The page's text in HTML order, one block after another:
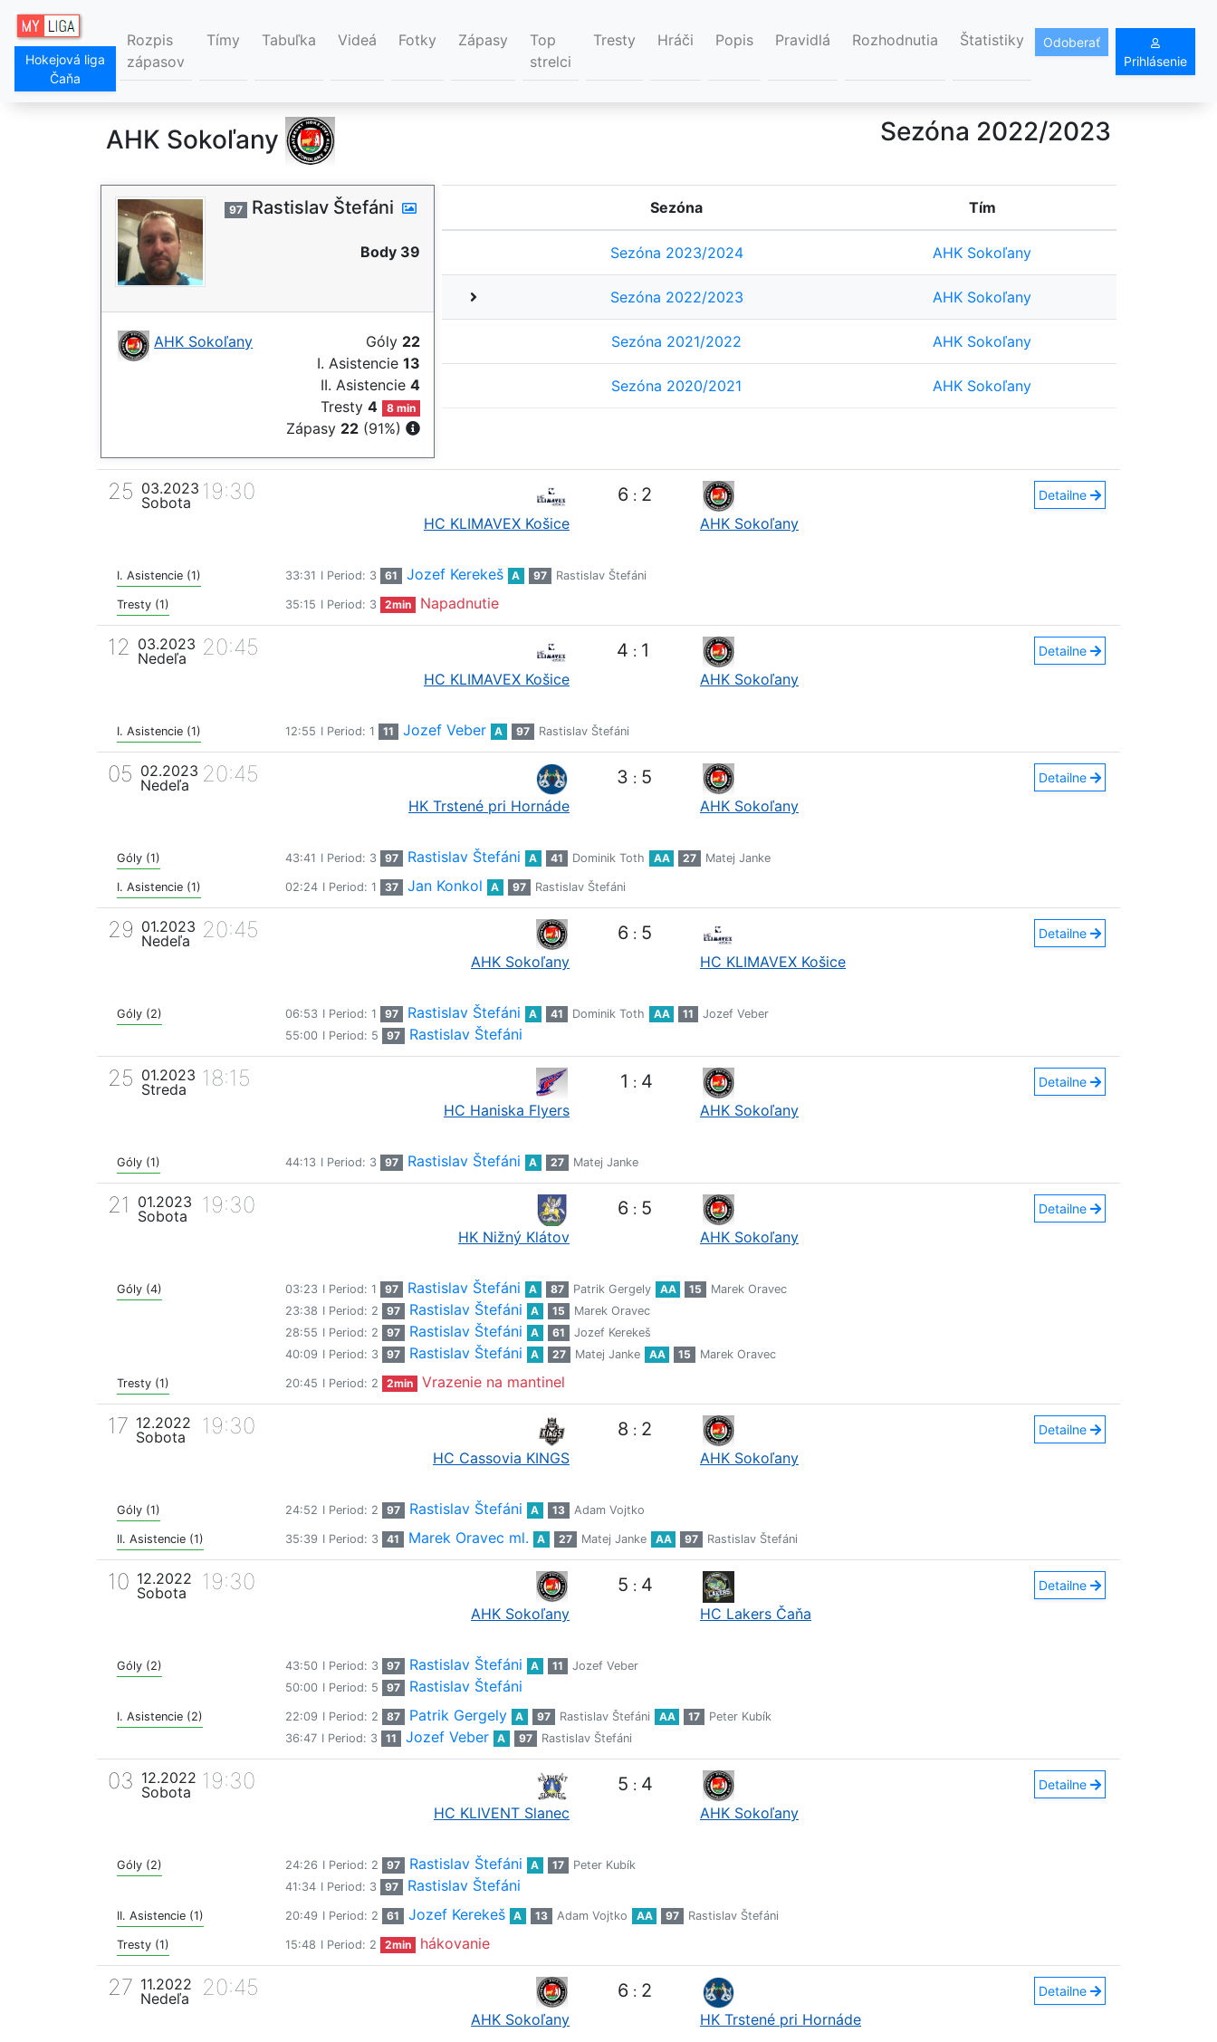
Hokejová liga
Čaňa
Rozpis
zápasov
Tímy Tabuľka Videá Fotky Zápasy
Top
strelci
Tresty Hráči Popis Pravidlá Rozhodnutia Štatistiky
Odoberať
Prihlásenie
AHK Sokoľany Sezóna 2022/2023
97 Rastislav Štefáni
Body 39
AHK Sokoľany Góly 22
I. Asistencie 13
II. Asistencie 4
Tresty4 8 min
Zápasy 22 (91%)
Sezóna Tím
Sezóna 2023/2024 AHK Sokoľany
Sezóna 2022/2023 AHK Sokoľany
Sezóna 2021/2022 AHK Sokoľany
Sezóna 2020/2021 AHK Sokoľany
25 03.2023
Sobota
19:30
HC KLIMAVEX Košice
6 : 2
AHK Sokoľany
Detailne
I. Asistencie (1) 33:31 I Period: 3 61 Jozef Kerekeš A 97 Rastislav Štefáni
Tresty (1) 35:15 I Period: 3 2min Napadnutie
12 03.2023
Nedeľa
20:45
HC KLIMAVEX Košice
4 : 1
AHK Sokoľany
Detailne
I. Asistencie (1) 12:55 I Period: 1 11 Jozef Veber A 97 Rastislav Štefáni
05 02.2023
Nedeľa
20:45
HK Trstené pri Hornáde
3 : 5
AHK Sokoľany
Detailne
Góly (1) 43:41 I Period: 3 97 Rastislav Štefáni A 41 Dominik Toth AA 27 Matej Janke
I. Asistencie (1) 02:24 I Period: 1 37 Jan Konkol A 97 Rastislav Štefáni
29 01.2023
Nedeľa
20:45
AHK Sokoľany
6 : 5
HC KLIMAVEX Košice
Detailne
Góly (2) 06:53 I Period: 1 97 Rastislav Štefáni A 41 Dominik Toth AA 11
Jozef Veber
55:00 I Period: 5 97 Rastislav Štefáni
25 01.2023
Streda
18:15
HC Haniska Flyers
1 : 4
AHK Sokoľany
Detailne
Góly (1) 44:13 I Period: 3 97 Rastislav Štefáni A 27 Matej Janke
21
01.2023
Sobota
19:30
HK Nižný Klátov
6 : 5
AHK Sokoľany
Detailne
Góly (4) 03:23 I Period: 1 97 Rastislav Štefáni A 87 Patrik Gergely AA 15
Marek Oravec
23:38 I Period: 2 97 Rastislav Štefáni A 15
Marek Oravec
28:55 I Period: 2 97 Rastislav Štefáni A 61
Jozef Kerekeš
40:09 I Period: 3 97 Rastislav Štefáni A 27 Matej Janke AA 15 Marek Oravec
Tresty (1) 20:45 I Period: 2 2min Vrazenie na mantinel
17 12.2022
Sobota
19:30
HC Cassovia KINGS
8 : 2
AHK Sokoľany
Detailne
Góly (1) 24:52 I Period: 2 97 Rastislav Štefáni A 13 Adam Vojtko
II. Asistencie (1) 35:39 I Period: 3 41 Marek Oravec ml. A 27 Matej Janke AA 97 Rastislav Štefáni
10 12.2022
Sobota
19:30
AHK Sokoľany
5 : 4
HC Lakers Čaňa
Detailne
Góly (2) 43:50 I Period: 3 97 Rastislav Štefáni A 11
Jozef Veber
50:00 I Period: 5 97 Rastislav Štefáni
I. Asistencie (2) 22:09 I Period: 2 87 Patrik Gergely A 97 Rastislav Štefáni AA 17
Peter Kubík
36:47 I Period: 3 11 Jozef Veber A 97 Rastislav Štefáni
03 12.2022
Sobota
19:30
HC KLIVENT Slanec
5 : 4
AHK Sokoľany
Detailne
Góly (2) 24:26 I Period: 2 97 Rastislav Štefáni A 17
Peter Kubík
41:34 I Period: 3 97 Rastislav Štefáni
II. Asistencie (1) 20:49 I Period: 2 61 Jozef Kerekeš A 13 Adam Vojtko AA 97 Rastislav Štefáni
Tresty (1) 15:48 I Period: 2 2min hákovanie
27 11.2022
Nedeľa
20:45
AHK Sokoľany
6 : 2
HK Trstené pri Hornáde
Detailne